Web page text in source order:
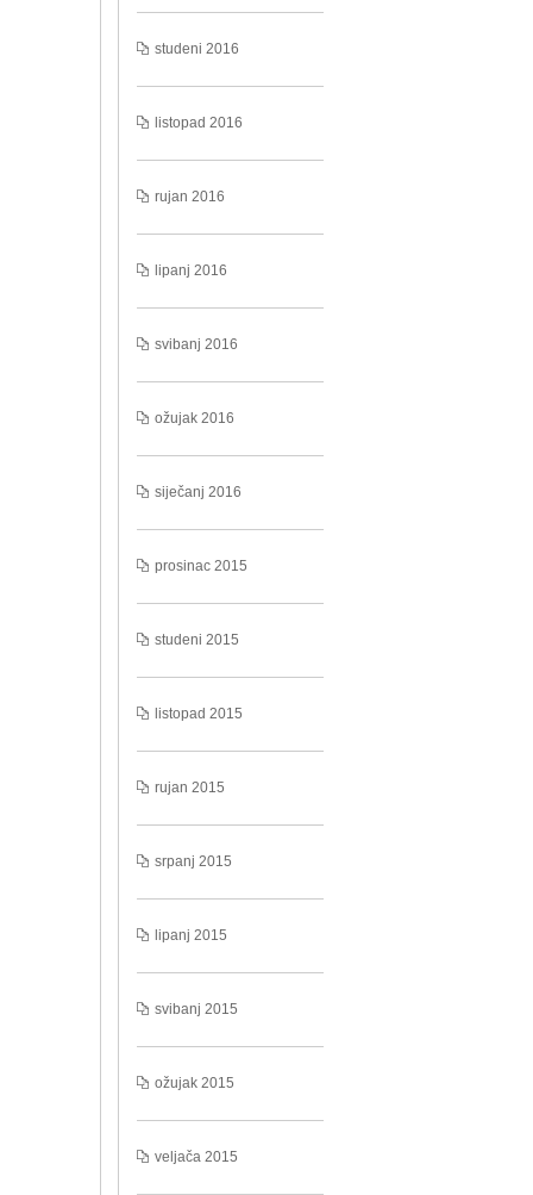
studeni 2016
listopad 2016
rujan 2016
lipanj 2016
svibanj 2016
ožujak 2016
siječanj 2016
prosinac 2015
studeni 2015
listopad 2015
rujan 2015
srpanj 2015
lipanj 2015
svibanj 2015
ožujak 2015
veljača 2015